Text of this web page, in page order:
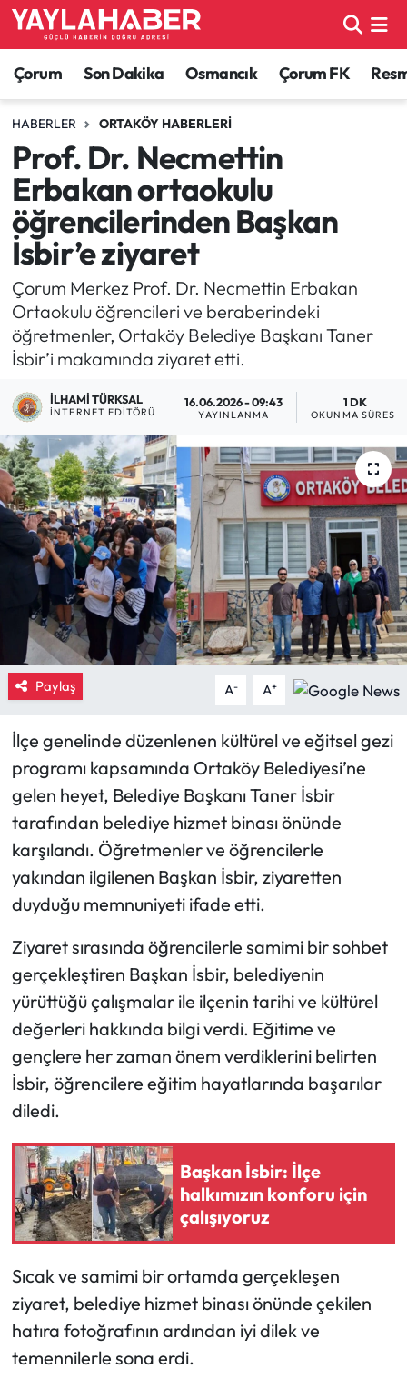
Çorum Son Dakika Osmancık Çorum FK
HABERLER ORTAKÖY HABERLERI
Prof. Dr. Necmettin
Erbakan ortaokulu
öğrencilerinden Başkan
İsbir’e ziyaret
Çorum Merkez Prof. Dr. Necmettin Erbakan
Ortaokulu öğrencileri ve beraberindeki
öğretmenler, Ortaköy Belediye Başkanı Taner
İsbir’i makamında ziyaret etti.
İLHAMI TÜRKSAL
İNTERNET EDITÖRÜ
16.06.2026 - 09:43
YAYINLANMA
1 DK
OKUNMA SÜRESI
Paylaş A- A+
İlçe genelinde düzenlenen kültürel ve eğitsel gezi
programı kapsamında Ortaköy Belediyesi’ne
gelen heyet, Belediye Başkanı Taner İsbir
tarafından belediye hizmet binası önünde
karşılandı. Öğretmenler ve öğrencilerle
yakından ilgilenen Başkan İsbir, ziyaretten
duyduğu memnuniyeti ifade etti.
Ziyaret sırasında öğrencilerle samimi bir sohbet
gerçekleştiren Başkan İsbir, belediyenin
yürüttüğü çalışmalar ile ilçenin tarihi ve kültürel
değerleri hakkında bilgi verdi. Eğitime ve
gençlere her zaman önem verdiklerini belirten
İsbir, öğrencilere eğitim hayatlarında başarılar
diledi.
Başkan İsbir: İlçe
halkımızın konforu için
çalışıyoruz
Sıcak ve samimi bir ortamda gerçekleşen
ziyaret, belediye hizmet binası önünde çekilen
hatıra fotoğrafının ardından iyi dilek ve
temennilerle sona erdi.
Alaca Haberleri
Bayat Haberleri
Bilgi - Keşfet Haberleri
Bilim ve Teknoloji
Boğazkale Haberleri
Çorum Haberleri
Çorum Son Dakika Haberleri
Dodurga Haberleri
Eğitim
Ekonomi
Güncel
İskilip Haberleri
Kargı Haberleri
Kimdir?
Laçin Haberleri
Magazin
Mecitözü Haberleri
Oğuzlar Haberleri
Ortaköy Haberleri
Osmancık Haberleri
Otomotiv
Resmi İlan
Sağlık
Siyaset
Spor
Sungurlu Haberleri
Turizm
Çorum Nöbetçi Eczaneler
Çorum Hava Durumu
Çorum Namaz Vakitleri
Çorum Trafik Yoğunluk Haritası
TFF 1.Lig Puan Durumu ve Fikstür
Tüm Manşetler
Son Dakika Haberleri
Haber Arşivi